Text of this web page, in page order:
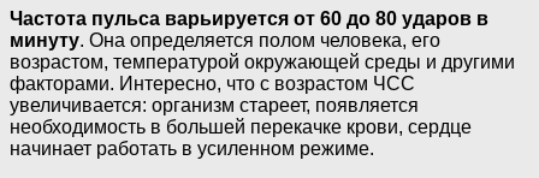
Частота пульса варьируется от 60 до 80 ударов в
минуту. Она определяется полом человека, его
возрастом, температурой окружающей среды и другими
факторами. Интересно, что с возрастом ЧСС
увеличивается: организм стареет, появляется
необходимость в большей перекачке крови, сердце
начинает работать в усиленном режиме.